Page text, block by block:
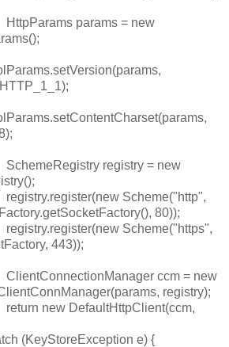
params = new
registry = new
Scheme("http",
80));
Scheme("https",
443));
ccm = new
registry);
DefaultHttpClient(ccm,
e) {